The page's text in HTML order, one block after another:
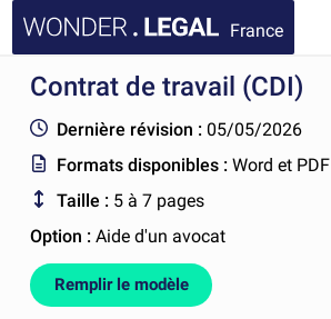
France
ACCUEIL
DOCUMENTS
FAQ
MON COMPTE
Contrat de travail (CDI)
Dernière révision : 05/05/2026
Formats disponibles :Word et PDF
Taille : 5 à 7 pages
Option :Aide d'un avocat
Remplir le modèle